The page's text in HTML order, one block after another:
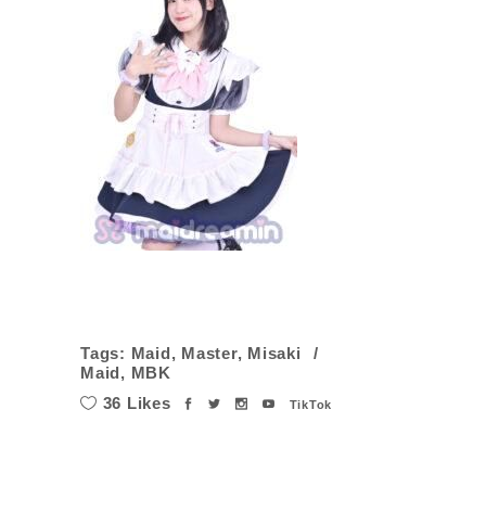
Tags: Maid, Master, Misaki
Maid, MBK
36 Likes
TikTok